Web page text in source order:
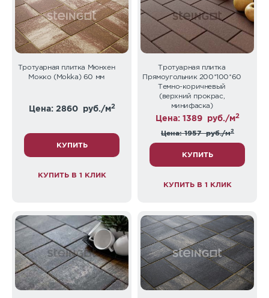
Тротуарная плитка Мюнхен
Мокко (Mokka) 60 мм
Цена: 2860 руб./м2
КУПИТЬ
КУПИТЬ В 1 КЛИК
Тротуарная плитка
Прямоугольник 200*100*60
Темно-коричневый
(верхний прокрас,
минифаска)
Цена: 1389 руб./м2
Цена: 1957руб./м2
КУПИТЬ
КУПИТЬ В 1 КЛИК